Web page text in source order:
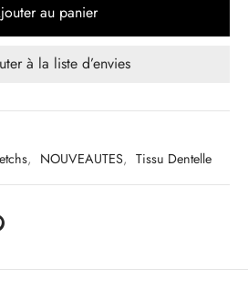
au panier
à la liste d’envies
, NOUVEAUTES, Tissu Dentelle